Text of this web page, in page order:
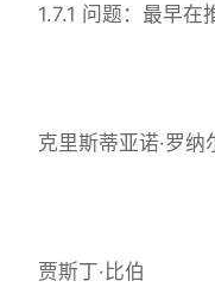
1.7.1 问题：最早在
克里斯蒂亚诺·罗纳
贾斯丁·比伯